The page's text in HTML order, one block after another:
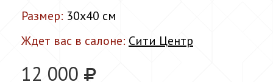
Размер: 30x40 см
Ждет вас в салоне: Сити Центр
12 000